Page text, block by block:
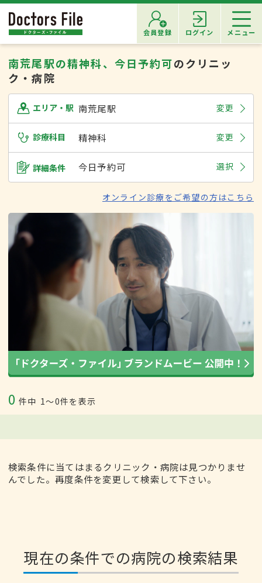
会員登録 ログイン メニュー
南荒尾駅の精神科、今日予約可のクリニッ
ク・病院
エリア・駅 南荒尾駅 変更
診療科目 精神科 変更
詳細条件 今日予約可 選択
オンライン診療をご希望の方はこちら
0 件中 1〜0件を表示
検索条件に当てはまるクリニック・病院は見つかりませ
んでした。再度条件を変更して検索して下さい。
現在の条件での病院の検索結果